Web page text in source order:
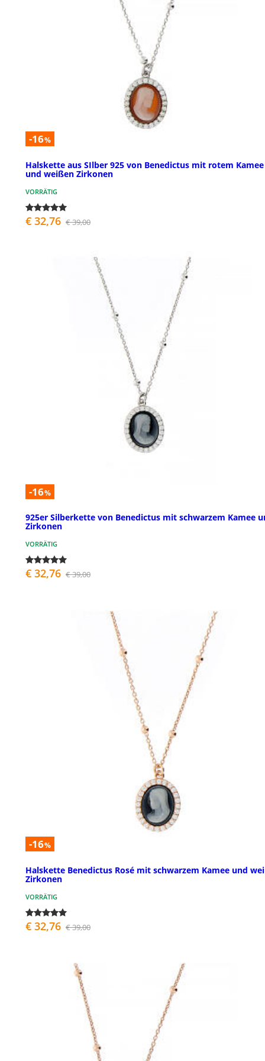
-16%
Halskette aus SIlber 925 von Benedictus mit rotem Kamee
und weißen Zirkonen
VORRÄTIG
€ 32,76 € 39,00
-16%
925er Silberkette von Benedictus mit schwarzem Kamee
Zirkonen
VORRÄTIG
€ 32,76 € 39,00
-16%
Halskette Benedictus Rosé mit schwarzem Kamee und
Zirkonen
VORRÄTIG
€ 32,76 € 39,00